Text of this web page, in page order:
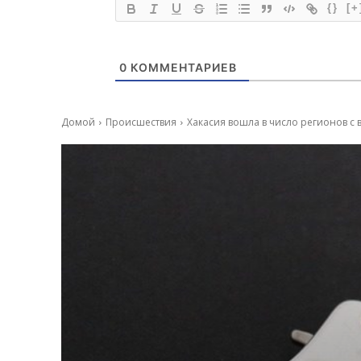
{}
0 КОММЕНТАРИЕВ